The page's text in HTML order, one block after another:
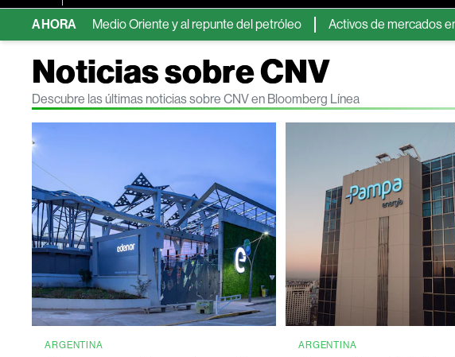
AHORA
en Medio Oriente y al repunte del petróleo Activos de mercados emergentes
Noticias sobre CNV
Descubre las últimas noticias sobre CNV en Bloomberg Línea
ARGENTINA ARGENTINA